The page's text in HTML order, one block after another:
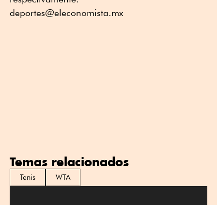
deportes@eleconomista.mx
Temas relacionados
Tenis WTA